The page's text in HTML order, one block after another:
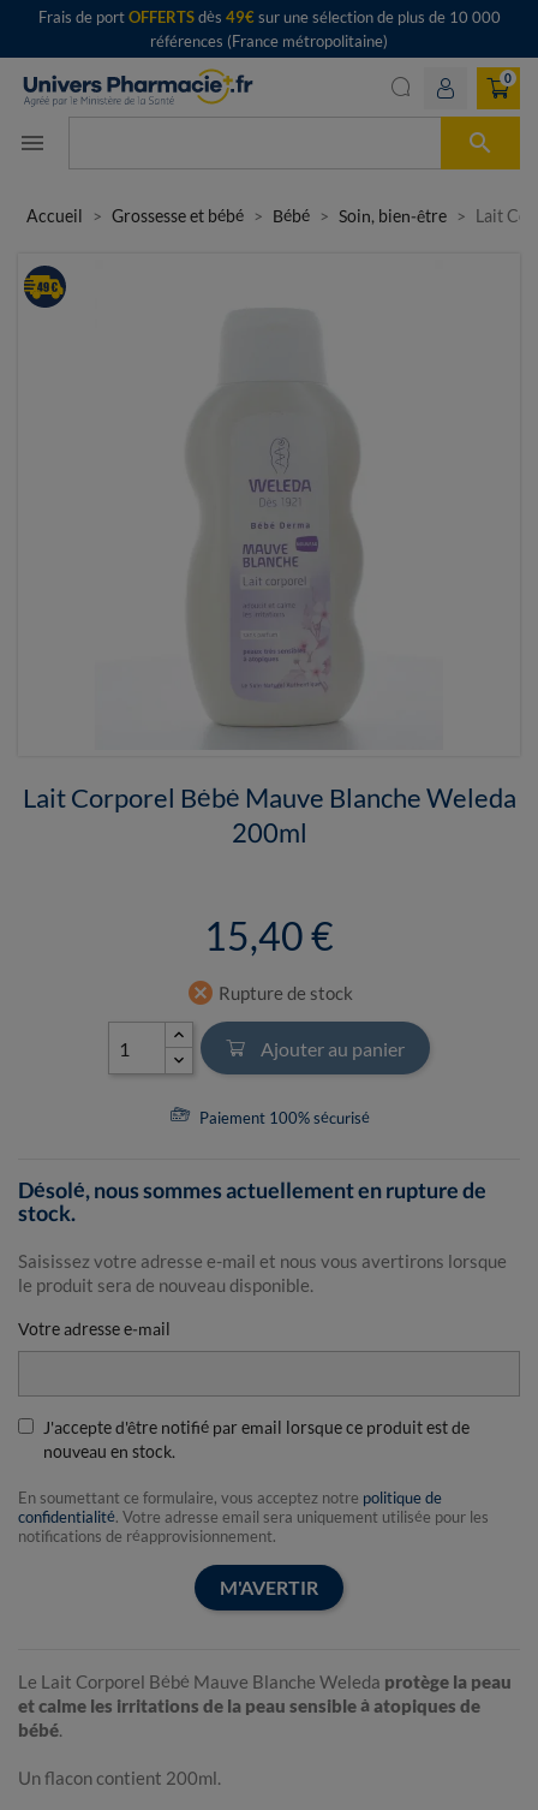
Frais de portOFFERTSdès 49€sur une sélection de plus de 10 000
références (France métropolitaine)
menu 
0
Accueil Grossesse et bébé Bébé Soin, bien-être Lait
Lait Corporel Bébé Mauve Blanche Weleda
200ml
15,40 €
cancel Rupture de stock
Ajouter au panier
Paiement 100% sécurisé
Désolé, nous sommes actuellement en rupture de
stock.
Saisissez votre adresse e-mail et nous vous avertirons lorsque
le produit sera de nouveau disponible.
Votre adresse e-mail
J'accepte d'être notifié par email lorsque ce produit est de
nouveau en stock.
En soumettant ce formulaire, vous acceptez notre politique de
confidentialité. Votre adresse email sera uniquement utilisée pour les
notifications de réapprovisionnement.
M'AVERTIR
Le Lait Corporel Bébé Mauve Blanche Weleda protège la peau
et calme les irritations de la peau sensible à atopiques de
bébé.
Un flacon contient 200ml.